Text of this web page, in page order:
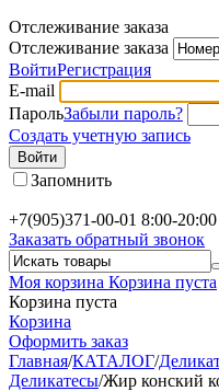
Отслеживание заказа
Отслеживание заказа
ВойтиРегистрация
E-mail
ПарольЗабыли пароль?
Создать учетную запись
Войти
Запомнить
+7(905)371-00-01 8:00-20:00
Заказать обратный звонок
Моя корзина Корзина пуста
Корзина пуста
Корзина
Оформить заказ
Главная/КАТАЛОГ/
Деликатесы/Жир конский